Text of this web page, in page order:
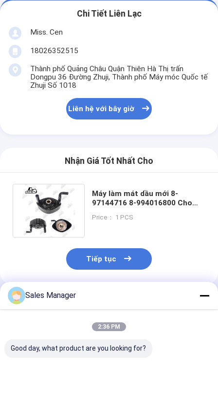
Chi Tiết Liên Lạc
Miss. Cen
18026352515
Thành phố Quảng Châu Quận Thiên Hà Thị trấn
Dongpu 36 Đường Zhuji, Thành phố Máy móc Quốc tế
Zhuji Số 1018
Liên hệ với bây giờ
Nhận Giá Tốt Nhất Cho
Máy làm mát dầu mới 8-
97144716 8-994016800 Cho
cơ
Price： 1 PCS
Tiếp tục
Sản Phẩm Khuyến Cáo
Sales Manager
2:36 PM
Good day, what product are you looking for?